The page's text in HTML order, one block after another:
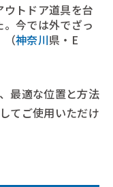
ウトドア道具を台
今では外でざっ
（神奈川県・E
最適な位置と方法
てご使用いただけ